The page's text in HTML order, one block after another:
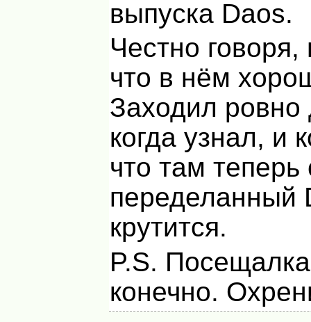
выпуска Daos.
Честно
что в нём
Заходил
когда узнал, и
что там теперь
переделанный
крутится.
P.S.
конечно.